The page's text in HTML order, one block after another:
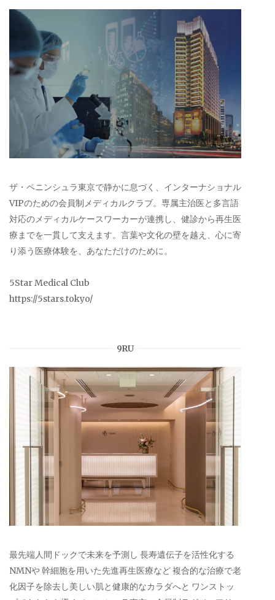
ザ・ペニンシュラ東京で静かに息づく、インターナショナル
VIPのための会員制メディカルクラブ。専属主治医と多言語
対応のメディカルケースワーカーが連携し、健診から再生医
療までを一貫して支えます。言葉や文化の壁を越え、心に寄
り添う医療体験を、あなただけのために。
5Star Medical Club
https://5stars.tokyo/
9RU
最先端人間ドックで未来を予測し 長寿遺伝子を活性化する
NMNや 幹細胞を用いた先進再生医療など 複合的な治療で老
化因子を除去し美しい肌と健康的なカラダへと ワンストッ